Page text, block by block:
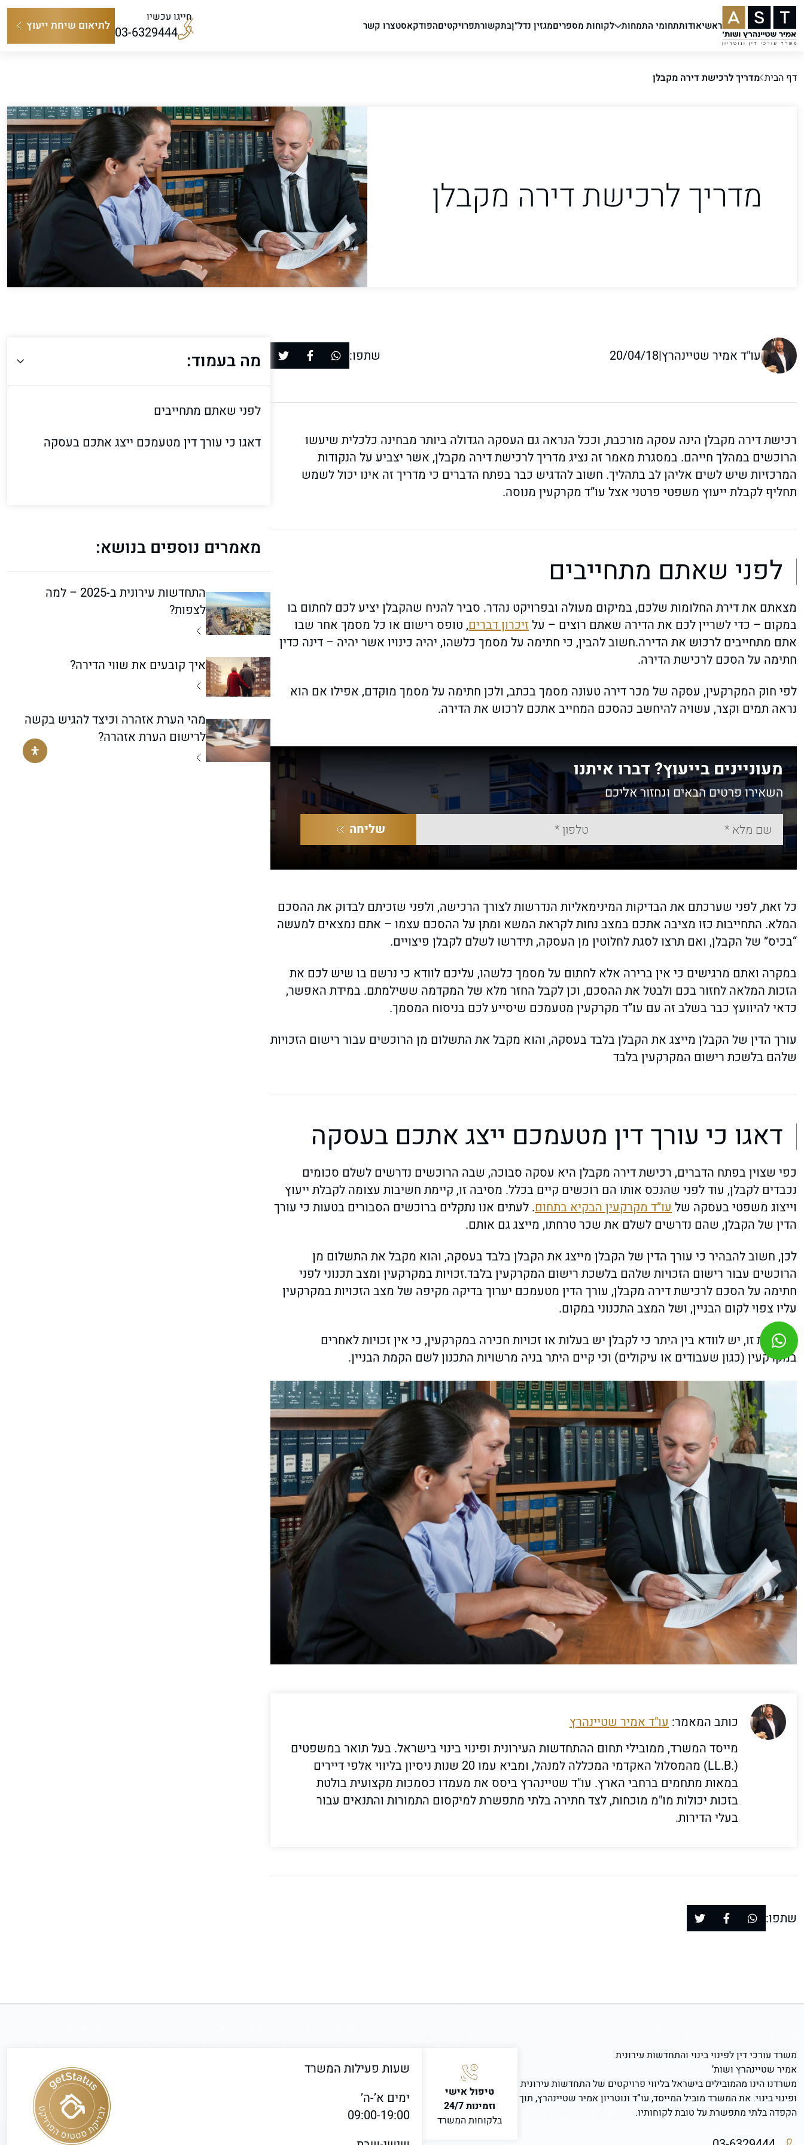
ראשיאודותתחומי התמחות לקוחות מספריםמגזין נדל”ןבתקשורתפרויקטיםהפודקאסטצרו קשר
חייגו עכשיו
03-6329444 לתיאום שיחת ייעוץ
דף הבית מדריך לרכישת דירה מקבלן
מדריך לרכישת דירה מקבלן
עו"ד אמיר שטיינהרץ|
20/04/18 שתפו:
רכישת דירה מקבלן הינה עסקה מורכבת, וככל הנראה גם העסקה הגדולה ביותר מבחינה כלכלית שיעשו
הרוכשים במהלך חייהם. במסגרת מאמר זה נציג מדריך לרכישת דירה מקבלן, אשר יצביע על הנקודות
המרכזיות שיש לשים אליהן לב בתהליך. חשוב להדגיש כבר בפתח הדברים כי מדריך זה אינו יכול לשמש
תחליף לקבלת ייעוץ משפטי פרטני אצל עו”ד מקרקעין מנוסה.
לפני שאתם מתחייבים
מצאתם את דירת החלומות שלכם, במיקום מעולה ובפרויקט נהדר. סביר להניח שהקבלן יציע לכם לחתום בו
במקום – כדי לשריין לכם את הדירה שאתם רוצים – עלזיכרון דברים, טופס רישום או כל מסמך אחר שבו
אתם מתחייבים לרכוש את הדירה.חשוב להבין, כי חתימה על מסמך כלשהו, יהיה כינויו אשר יהיה – דינה כדין
חתימה על הסכם לרכישת הדירה.
לפי חוק המקרקעין, עסקה של מכר דירה טעונה מסמך בכתב, ולכן חתימה על מסמך מוקדם, אפילו אם הוא
נראה תמים וקצר, עשויה להיחשב כהסכם המחייב אתכם לרכוש את הדירה.
מעוניינים בייעוץ? דברו איתנו
השאירו פרטים הבאים ונחזור אליכם
שליחה
כל זאת, לפני שערכתם את הבדיקות המינימאליות הנדרשות לצורך הרכישה, ולפני שזכיתם לבדוק את ההסכם
המלא. התחייבות כזו מציבה אתכם במצב נחות לקראת המשא ומתן על ההסכם עצמו – אתם נמצאים למעשה
“בכיס” של הקבלן, ואם תרצו לסגת לחלוטין מן העסקה, תידרשו לשלם לקבלן פיצויים.
במקרה ואתם מרגישים כי אין ברירה אלא לחתום על מסמך כלשהו, עליכם לוודא כי נרשם בו שיש לכם את
הזכות המלאה לחזור בכם ולבטל את ההסכם, וכן לקבל החזר מלא של המקדמה ששילמתם. במידת האפשר,
כדאי להיוועץ כבר בשלב זה עם עו”ד מקרקעין מטעמכם שיסייע לכם בניסוח המסמך.
עורך הדין של הקבלן מייצג את הקבלן בלבד בעסקה, והוא מקבל את התשלום מן הרוכשים עבור רישום הזכויות
שלהם בלשכת רישום המקרקעין בלבד
דאגו כי עורך דין מטעמכם ייצג אתכם בעסקה
כפי שצוין בפתח הדברים, רכישת דירה מקבלן היא עסקה סבוכה, שבה הרוכשים נדרשים לשלם סכומים
נכבדים לקבלן, עוד לפני שהנכס אותו הם רוכשים קיים בכלל. מסיבה זו, קיימת חשיבות עצומה לקבלת ייעוץ
וייצוג משפטי בעסקה שלעו”ד מקרקעין הבקיא בתחום. לעתים אנו נתקלים ברוכשים הסבורים בטעות כי עורך
הדין של הקבלן, שהם נדרשים לשלם את שכר טרחתו, מייצג גם אותם.
לכן, חשוב להבהיר כי עורך הדין של הקבלן מייצג את הקבלן בלבד בעסקה, והוא מקבל את התשלום מן
הרוכשים עבור רישום הזכויות שלהם בלשכת רישום המקרקעין בלבד.זכויות במקרקעין ומצב תכנוני לפני
חתימה על הסכם לרכישת דירה מקבלן, עורך הדין מטעמכם יערוך בדיקה מקיפה של מצב הזכויות במקרקעין
עליו צפוי לקום הבניין, ושל המצב התכנוני במקום.
במסגרת זו, יש לוודא בין היתר כי לקבלן יש בעלות או זכויות חכירה במקרקעין, כי אין זכויות לאחרים
במקרקעין (כגון שעבודים או עיקולים) וכי קיים היתר בניה מרשויות התכנון לשם הקמת הבניין.
כותב המאמר: עו"ד אמיר שטיינהרץ
מייסד המשרד, ממובילי תחום ההתחדשות העירונית ופינוי בינוי בישראל. בעל תואר במשפטים
(.LL.B) מהמסלול האקדמי המכללה למנהל, ומביא עמו 20 שנות ניסיון בליווי אלפי דיירים
במאות מתחמים ברחבי הארץ. עו"ד שטיינהרץ ביסס את מעמדו כסמכות מקצועית בולטת
בזכות יכולות מו"מ מוכחות, לצד חתירה בלתי מתפשרת למיקסום התמורות והתנאים עבור
בעלי הדירות.
שתפו:
מה בעמוד:
לפני שאתם מתחייבים
דאגו כי עורך דין מטעמכם ייצג אתכם בעסקה
מאמרים נוספים בנושא:
התחדשות עירונית ב-2025 – למה
לצפות?
איך קובעים את שווי הדירה?
מהי הערת אזהרה וכיצד להגיש בקשה
לרישום הערת אזהרה?
משרד עורכי דין לפינוי בינוי והתחדשות עירונית
אמיר שטיינהרץ ושות’
משרדנו הינו מהמובילים בישראל בליווי פרויקטים של התחדשות עירונית
ופינוי בינוי. את המשרד מוביל המייסד, עו”ד ונוטריון אמיר שטיינהרץ, תוך
הקפדה בלתי מתפשרת על טובת לקוחותיו.
טיפול אישי
וזמינות 24/7
בלקוחות המשרד
שעות פעילות המשרד
ימים א’-ה’
09:00-19:00